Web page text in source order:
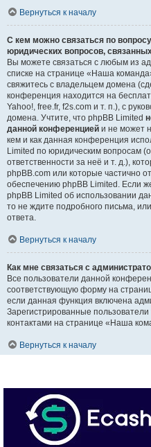
Вернуться к началу
С кем можно связаться по
юридических вопросов,
Вы можете связаться с любым из
списке на странице «Наша
свяжитесь с владельцем домена
конференция находится на
Yahoo!, free.fr, f2s.com и т. п.), с
домена. Учтите, что phpBB Limited
данной конференцией и не может
кем и как данная конференция
Limited по юридическим вопросам
ответственности за неё и т. д.),
phpBB.com или которые частично
обеспечению phpBB Limited. Если
phpBB Limited об использовании
то не ждите подробного письма,
ответа.
Вернуться к началу
Как мне связаться с
Все пользователи данной
соответствующую форму на
если данная функция включена
Зарегистрированные пользователи
контактами на странице «Наша
Вернуться к началу